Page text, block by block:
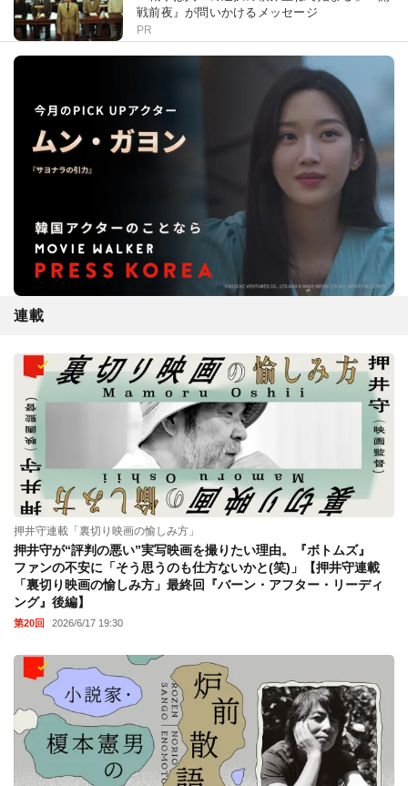
戦前夜』が問いかけるメッセージ
PR
連載
押井守連載「裏切り映画の愉しみ方」
押井守が“評判の悪い”実写映画を撮りたい理由。『ボトムズ』
ファンの不安に「そう思うのも仕方ないかと(笑)」【押井守連載
「裏切り映画の愉しみ方」最終回『バーン・アフター・リーディ
ング』後編】
第20回 2026/6/17 19:30